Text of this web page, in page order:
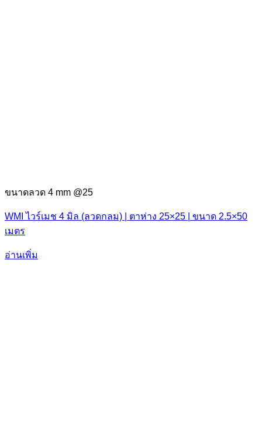
ขนาดลวด 4 mm @25
WMI ไวร์เมช 4 มิล (ลวดกลม) | ตาห่าง 25×25 | ขนาด 2.5×50
เมตร
อ่านเพิ่ม